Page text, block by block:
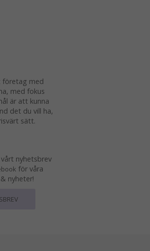
företag med
med fokus
är att kunna
det du vill ha,
sätt.
nyhetsbrev
för våra
nyheter!